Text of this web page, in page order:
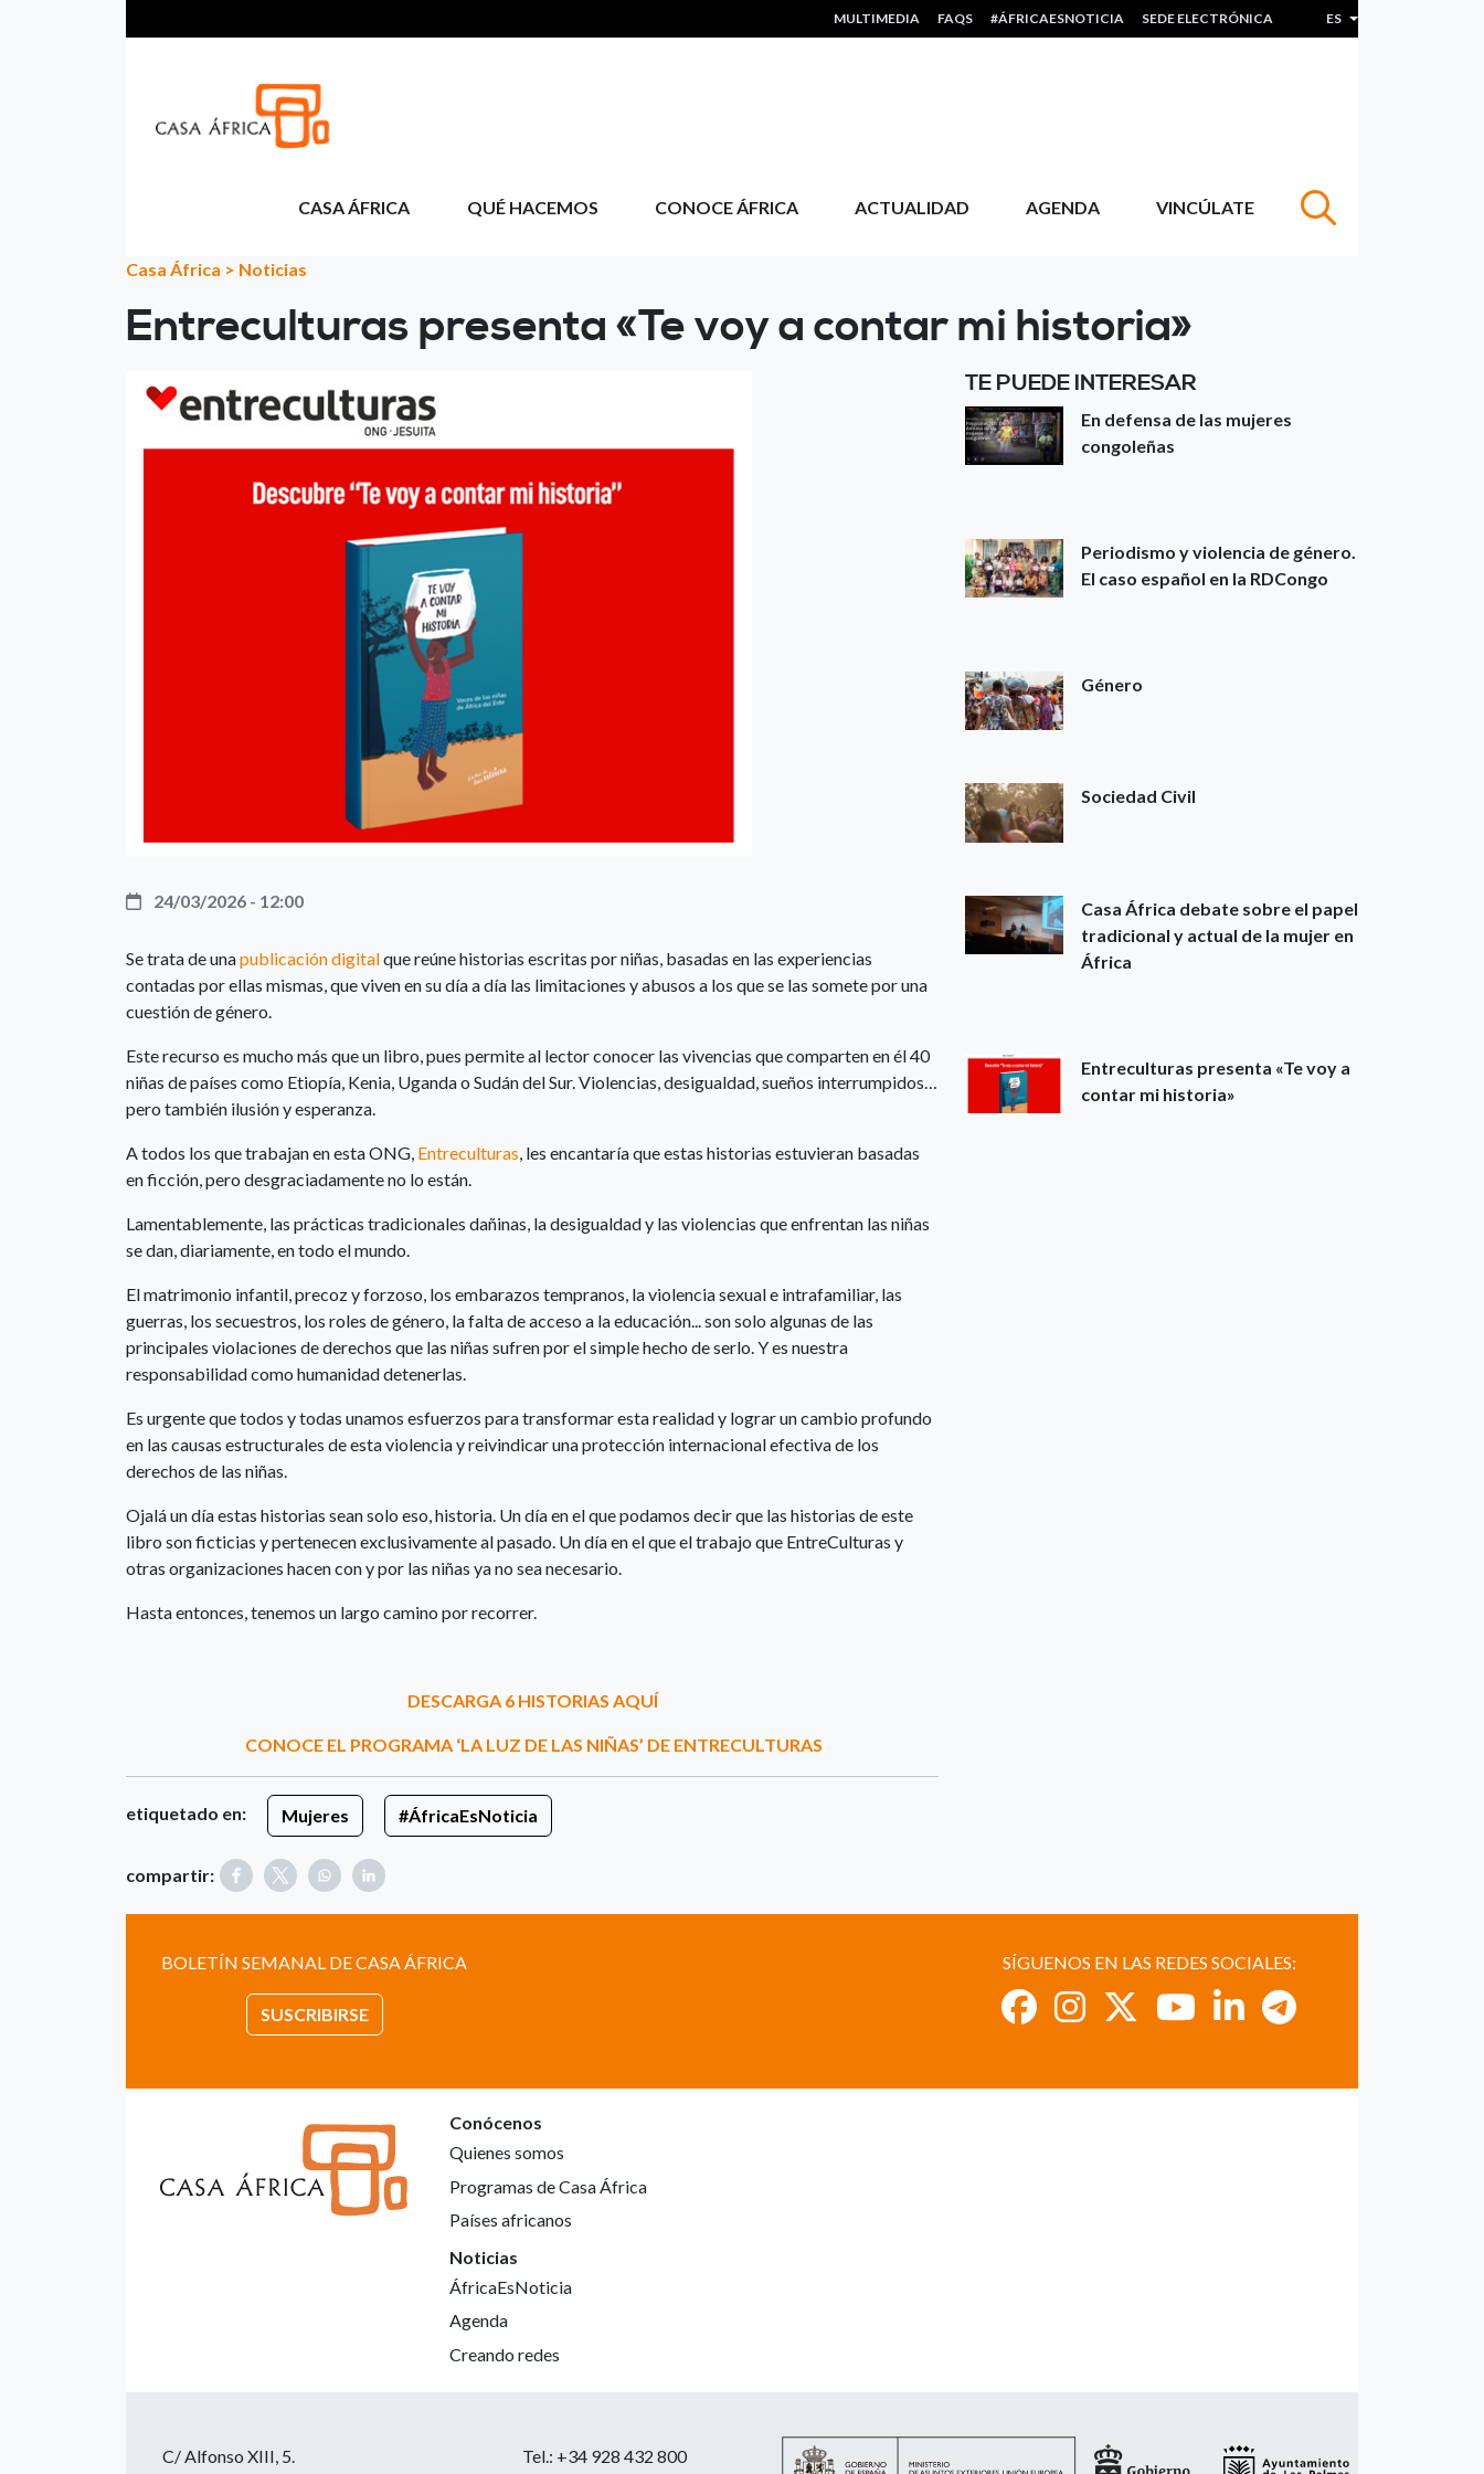
HEADER MENU
MULTIMEDIA FAQS #ÁFRICAESNOTICIA SEDE ELECTRÓNICA ES Lista adicional de
CASA ÁFRICA QUÉ HACEMOS CONOCE ÁFRICA ACTUALIDAD AGENDA VINCÚLATE
Casa África > Noticias
Entreculturas presenta «Te voy a contar mi historia»
24/03/2026 - 12:00
Se trata de unapublicación digitalque reúne historias escritas por niñas, basadas en las experiencias
contadas por ellas mismas, que viven en su día a día las limitaciones y abusos a los que se las somete por una
cuestión de género.
Este recurso es mucho más que un libro, pues permite al lector conocer las vivencias que comparten en él 40
niñas de países como Etiopía, Kenia, Uganda o Sudán del Sur. Violencias, desigualdad, sueños interrumpidos…
pero también ilusión y esperanza.
A todos los que trabajan en esta ONG, Entreculturas, les encantaría que estas historias estuvieran basadas
en ficción, pero desgraciadamente no lo están.
Lamentablemente, las prácticas tradicionales dañinas, la desigualdad y las violencias que enfrentan las niñas
se dan, diariamente, en todo el mundo.
El matrimonio infantil, precoz y forzoso, los embarazos tempranos, la violencia sexual e intrafamiliar, las
guerras, los secuestros, los roles de género, la falta de acceso a la educación... son solo algunas de las
principales violaciones de derechos que las niñas sufren por el simple hecho de serlo. Y es nuestra
responsabilidad como humanidad detenerlas.
Es urgente que todos y todas unamos esfuerzos para transformar esta realidad y lograr un cambio profundo
en las causas estructurales de esta violencia y reivindicar una protección internacional efectiva de los
derechos de las niñas.
Ojalá un día estas historias sean solo eso, historia. Un día en el que podamos decir que las historias de este
libro son ficticias y pertenecen exclusivamente al pasado. Un día en el que el trabajo que EntreCulturas y
otras organizaciones hacen con y por las niñas ya no sea necesario.
Hasta entonces, tenemos un largo camino por recorrer.
DESCARGA 6 HISTORIAS AQUÍ
CONOCE EL PROGRAMA ‘LA LUZ DE LAS NIÑAS’ DE ENTRECULTURAS
etiquetado en: Mujeres #ÁfricaEsNoticia
compartir:
TE PUEDE INTERESAR
En defensa de las mujeres
congoleñas
Periodismo y violencia de género.
El caso español en la RDCongo
Género
Sociedad Civil
Casa África debate sobre el papel
tradicional y actual de la mujer en
África
Entreculturas presenta «Te voy a
contar mi historia»
BOLETÍN SEMANAL DE CASA ÁFRICA
SUSCRIBIRSE
SÍGUENOS EN LAS REDES SOCIALES:
Conócenos
Quienes somos
Programas de Casa África
Países africanos
Noticias
ÁfricaEsNoticia
Agenda
Creando redes
C/ Alfonso XIII, 5.
Tel.: +34 928 432 800